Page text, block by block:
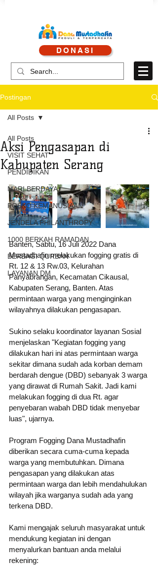
CALL CENTRE : 0878
CALL LAYANAN : 0813
DONASI
Postingan
All Posts
VISIT SEHAT
PENDIDIKAN
MARI BERDAYA
POSKO KEMANUSIAAN
JENDELA PHILANTHROPY
1000 BERKAH RAMADAN
BERBAGI QURBAN
LAYANAN DM
All Posts
Aksi Pengasapan di
Kabupaten Serang
Banten, Sabtu, 16 Juli 2022 Dana
Mustadhafin melakukan fogging gratis di
Rt. 12 & 13 Rw.03, Kelurahan
Panyabrangan, Kecamatan Cikausal,
Kabupaten Serang, Banten. Atas
permintaan warga yang menginginkan
wilayahnya dilakukan pengasapan.
Sukino selaku koordinator layanan Sosial
menjelaskan "Kegiatan fogging yang
dilakukan hari ini atas permintaan warga
sekitar dimana sudah ada korban demam
berdarah dengue (DBD) sebanyak 3 warga
yang dirawat di Rumah Sakit. Jadi kami
melakukan fogging di dua Rt. agar
penyebaran wabah DBD tidak menyebar
luas", ujarnya.
Program Fogging Dana Mustadhafin
diberikan secara cuma-cuma kepada
warga yang membutuhkan. Dimana
pengasapan yang dilakukan atas
permintaan warga dan lebih mendahulukan
wilayah jika warganya sudah ada yang
terkena DBD.
Kami mengajak seluruh masyarakat untuk
mendukung kegiatan ini dengan
menyalurkan bantuan anda melalui
rekening: